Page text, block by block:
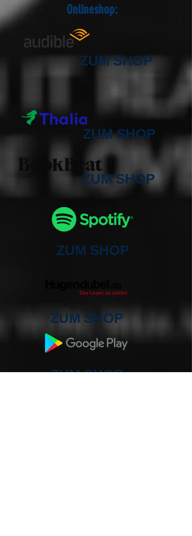
Onlineshop:
ZUM SHOP
ZUM SHOP
ZUM SHOP
ZUM SHOP
ZUM SHOP
ZUM SHOP